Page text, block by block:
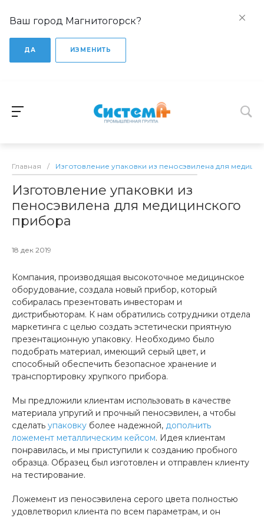
Ваш город Магнитогорск?
ДА ИЗМЕНИТЬ
Главная / Изготовление упаковки из пеносэвилена для
Изготовление упаковки из
пеносэвилена для медицинского
прибора
18 дек 2019
Компания, производящая высокоточное медицинское
оборудование, создала новый прибор, который
собиралась презентовать инвесторам и
дистрибьюторам. К нам обратились сотрудники отдела
маркетинга с целью создать эстетически приятную
презентационную упаковку. Необходимо было
подобрать материал, имеющий серый цвет, и
способный обеспечить безопасное хранение и
транспортировку хрупкого прибора.
Мы предложили клиентам использовать в качестве
материала упругий и прочный пеносэвилен, а чтобы
сделать упаковку более надежной, дополнить
ложемент металлическим кейсом. Идея клиентам
понравилась, и мы приступили к созданию пробного
образца. Образец был изготовлен и отправлен клиенту
на тестирование.
Ложемент из пеносэвилена серого цвета полностью
удовлетворил клиента по всем параметрам, и он